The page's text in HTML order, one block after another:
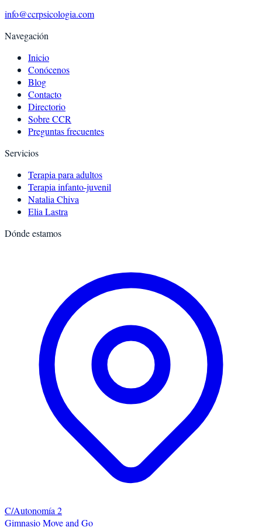
info@ccrpsicologia.com
Navegación
Inicio
Conócenos
Blog
Contacto
Directorio
Sobre CCR
Preguntas frecuentes
Servicios
Terapia para adultos
Terapia infanto-juvenil
Natalia Chiva
Elia Lastra
Dónde estamos
C/Autonomía 2
Gimnasio Move and Go